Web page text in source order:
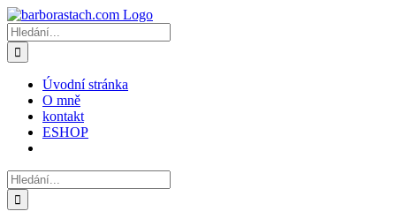
Přeskočit
na
obsah
Hledat:
Úvodní stránka
O mně
kontakt
ESHOP
Hledat: